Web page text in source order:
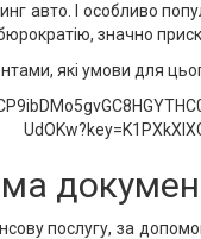
авто. І особливо
значно
які умови для
послугу, за